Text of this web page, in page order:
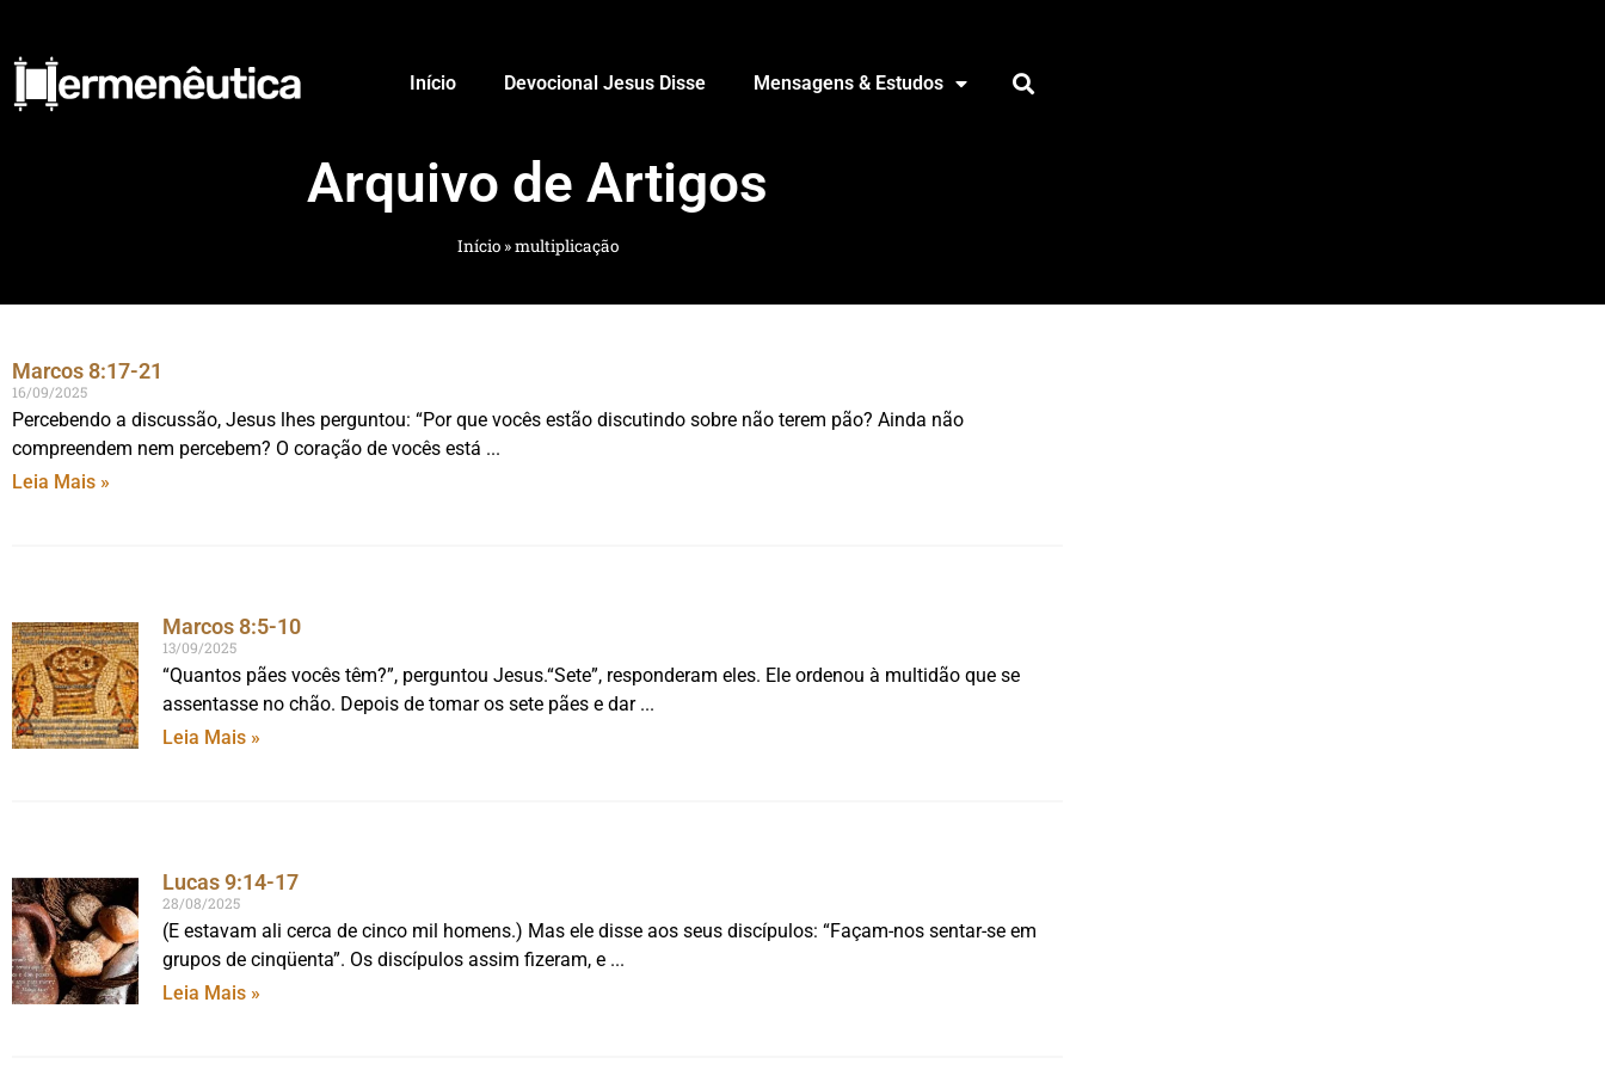
Início Devocional Jesus Disse Mensagens & Estudos
Arquivo de Artigos
Início»multiplicação
Marcos 8:17-21
16/09/2025
Percebendo a discussão, Jesus lhes perguntou: “Por que vocês estão discutindo sobre não terem pão? Ainda não
compreendem nem percebem? O coração de vocês está
Leia Mais »
Marcos 8:5-10
13/09/2025
“Quantos pães vocês têm?”, perguntou Jesus.“Sete”, responderam eles. Ele ordenou à multidão que se
assentasse no chão. Depois de tomar os sete pães e dar
Leia Mais »
Lucas 9:14-17
28/08/2025
(E estavam ali cerca de cinco mil homens.) Mas ele disse aos seus discípulos: “Façam-nos sentar-se em
grupos de cinqüenta”. Os discípulos assim fizeram, e
Leia Mais »